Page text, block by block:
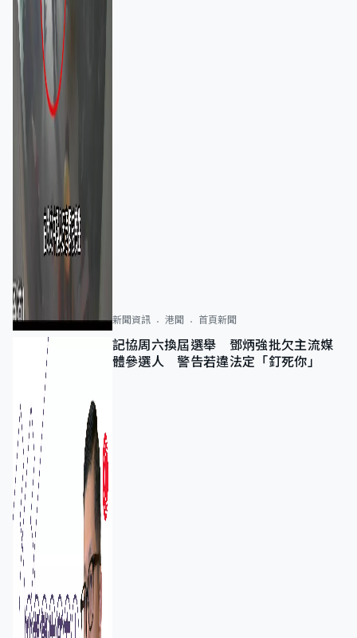
新聞資訊 港聞 首頁新聞
記協周六換屆選舉 鄧炳強批欠主流媒
體參選人 警告若違法定「釘死你」